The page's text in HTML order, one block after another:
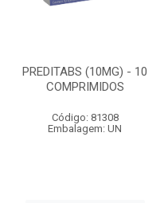
PREDITABS (10MG) - 10
COMPRIMIDOS
Código: 81308
Embalagem: UN